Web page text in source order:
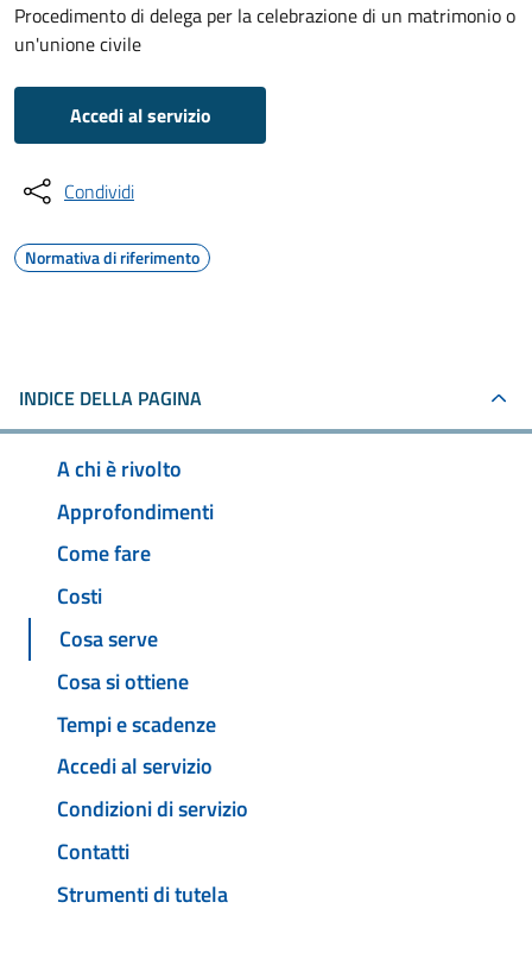
Procedimento di delega per la celebrazione di un matrimonio o
un'unione civile
Accedi al servizio
Condividi
Normativa di riferimento
INDICE DELLA PAGINA
A chi è rivolto
Approfondimenti
Come fare
Costi
Cosa serve
Cosa si ottiene
Tempi e scadenze
Accedi al servizio
Condizioni di servizio
Contatti
Strumenti di tutela